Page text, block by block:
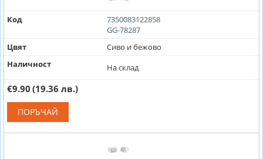
Код
7350083122858
GG-78287
Цвят
Сиво и бежово
Наличност
На склад
€9.90 (19.36 лв.)
ПОРЪЧАЙ